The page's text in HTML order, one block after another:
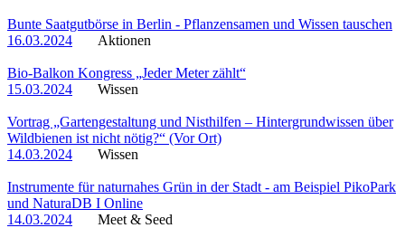
Bunte Saatgutbörse in Berlin - Pflanzensamen und Wissen tauschen
16.03.2024
Aktionen
Bio-Balkon Kongress „Jeder Meter zählt“
15.03.2024
Wissen
Vortrag „Gartengestaltung und Nisthilfen – Hintergrundwissen über
Wildbienen ist nicht nötig?“ (Vor Ort)
14.03.2024
Wissen
Instrumente für naturnahes Grün in der Stadt - am Beispiel PikoPark
und NaturaDB I Online
14.03.2024
Meet & Seed